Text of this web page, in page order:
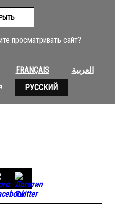
просматривать сайт?
FRANÇAIS
العربية
РУССКИЙ